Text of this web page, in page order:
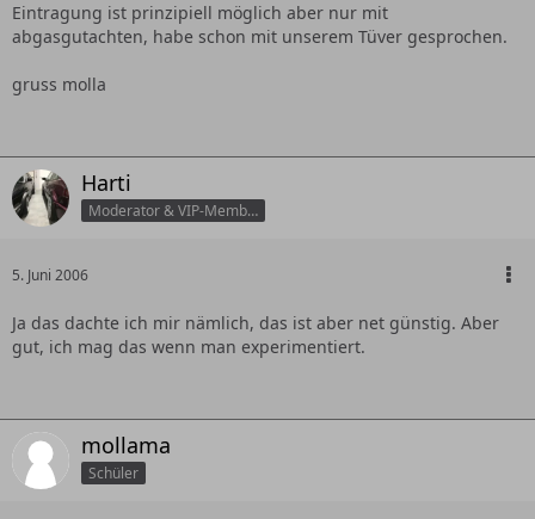
Eintragung ist prinzipiell möglich aber nur mit
abgasgutachten, habe schon mit unserem Tüver gesprochen.
gruss molla
Harti
Moderator & VIP-Member
5. Juni 2006
Ja das dachte ich mir nämlich, das ist aber net günstig. Aber
gut, ich mag das wenn man experimentiert.
mollama
Schüler